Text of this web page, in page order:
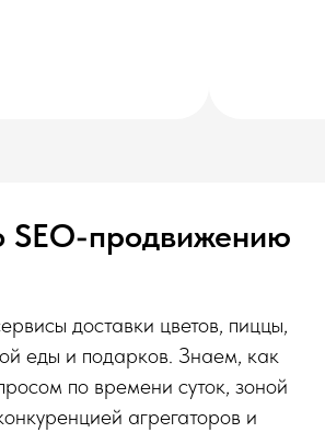
SEO-продвижению
доставки цветов, пиццы,
еды и подарков. Знаем, как
по времени суток, зоной
агрегаторов и